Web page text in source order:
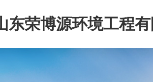
东荣博源环境工程